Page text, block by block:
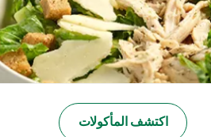
اكتشف المأكولات